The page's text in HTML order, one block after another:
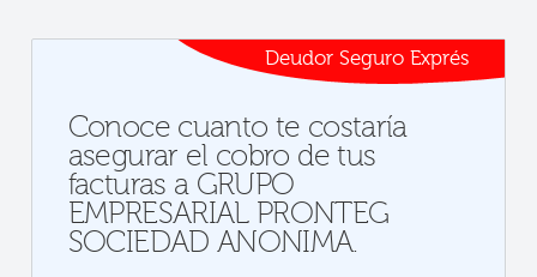
Deudor Seguro Exprés
Conoce cuanto te costaría
asegurar el cobro de tus
facturas a GRUPO
EMPRESARIAL PRONTEG
SOCIEDAD ANONIMA.